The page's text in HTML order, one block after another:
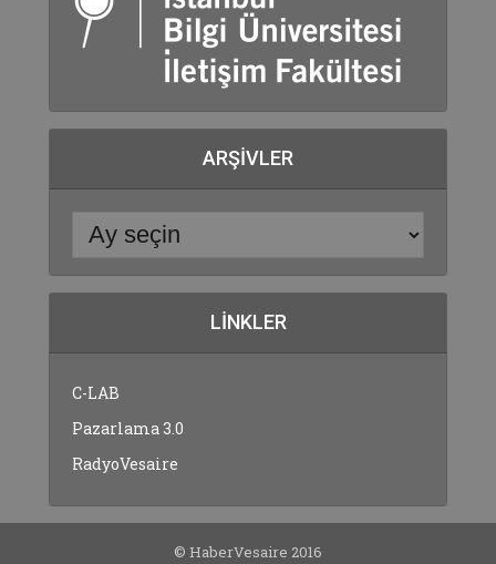
ARŞIVLER
LINKLER
C-LAB
Pazarlama 3.0
RadyoVesaire
© HaberVesaire 2016